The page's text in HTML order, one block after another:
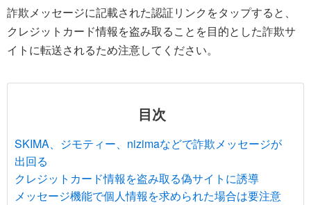
詐欺メッセージに記載された認証リンクをタップすると、
クレジットカード情報を盗み取ることを目的とした詐欺サ
イトに転送されるため注意してください。
目次
SKIMA、ジモティー、nizimaなどで詐欺メッセージが
出回る
クレジットカード情報を盗み取る偽サイトに誘導
メッセージ機能で個人情報を求められた場合は要注意